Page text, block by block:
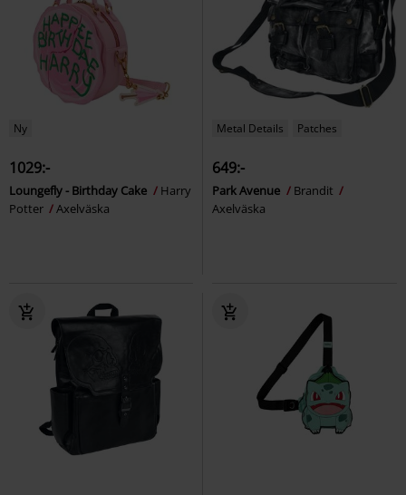
Ny
1029:-
Loungefly - Birthday Cake
Harry
Potter
Axelväska
Metal Details Patches
649:-
Park Avenue
Brandit
Axelväska